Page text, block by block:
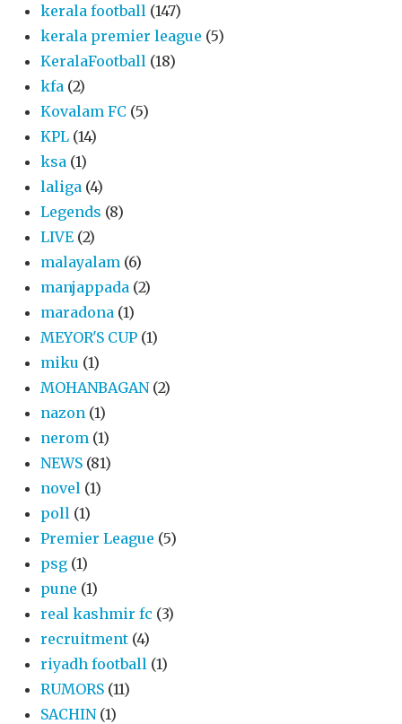
kerala football (147)
kerala premier league (5)
KeralaFootball (18)
kfa (2)
Kovalam FC (5)
KPL (14)
ksa (1)
laliga (4)
Legends (8)
LIVE (2)
malayalam (6)
manjappada (2)
maradona (1)
MEYOR'S CUP (1)
miku (1)
MOHANBAGAN (2)
nazon (1)
nerom (1)
NEWS (81)
novel (1)
poll (1)
Premier League (5)
psg (1)
pune (1)
real kashmir fc (3)
recruitment (4)
riyadh football (1)
RUMORS (11)
SACHIN (1)